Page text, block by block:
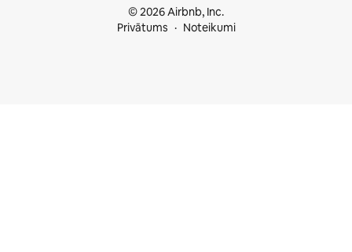
© 2026 Airbnb, Inc.
Privātums
Noteikumi